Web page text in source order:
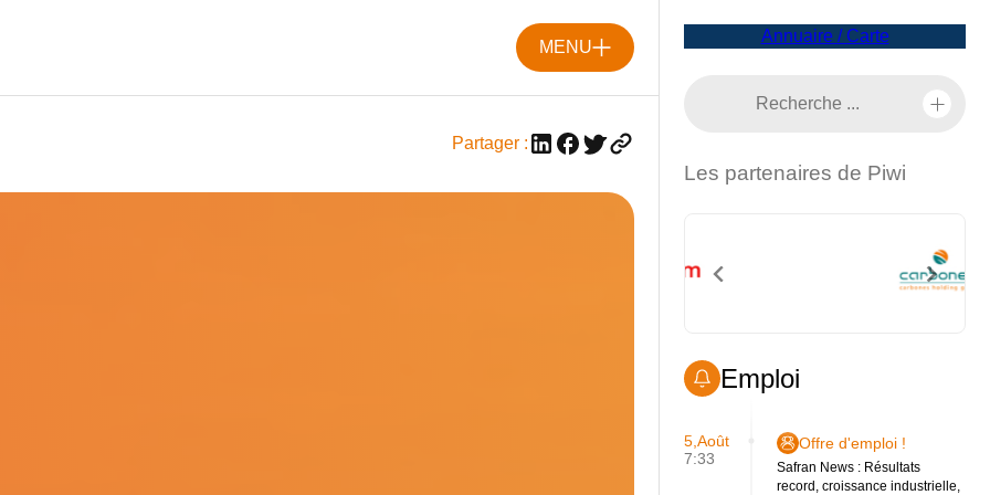
MENU
Partager :
Annuaire / Carte
Les partenaires de Piwi
Emploi
5,Août
7:33
Offre d'emploi !
Safran News : Résultats
record, croissance industrielle,